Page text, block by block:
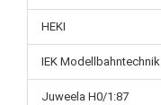
HEKI
IEK Modellbahntechnik
Juweela H0/1:87